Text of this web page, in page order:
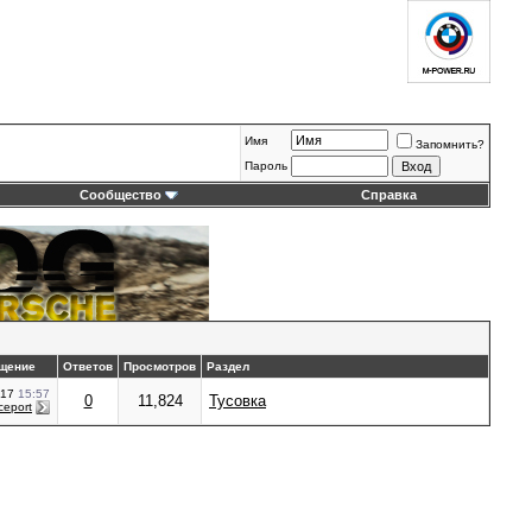
Имя
Запомнить?
Пароль
Сообщество Справка
Ответов Просмотров Раздел
15:57
0 11,824 Тусовка